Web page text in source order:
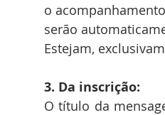
o
serão
Estejam,
3. Da inscrição:
O título da